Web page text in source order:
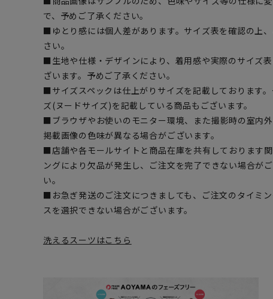
で、予めご了承ください。
■ゆとり感には個人差があります。サイズ表を確認の上
さい。
■生地や仕様・デザインにより、着用感や実際のサイズ
ざいます。予めご了承ください。
■サイズスペックは仕上がりサイズを記載しております
ズ(ヌードサイズ)を記載している商品もございます。
■ブラウザやお使いのモニター環境、また撮影時の室内
掲載画像の色味が異なる場合がございます。
■店舗や各モールサイトと商品在庫を共有しております
ングにより欠品が発生し、ご注文を完了できない場合が
い。
■お急ぎ発送のご注文につきましても、ご注文のタイミ
スを選択できない場合がございます。
洗えるスーツはこちら